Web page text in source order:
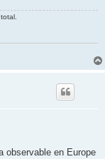
observable en Europe